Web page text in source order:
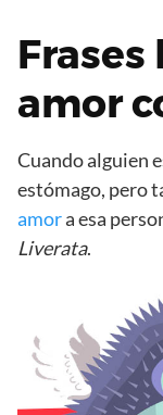
amor
Cuando alguien
estómago, pero
amora esa
Liverata.